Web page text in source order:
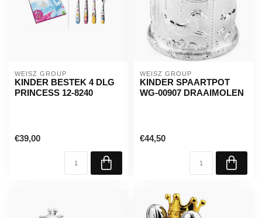
WEISZ GROUP
KINDER BESTEK 4 DLG
PRINCESS 12-8240
€39,00
WEISZ GROUP
KINDER SPAARTPOT
WG-00907 DRAAIMOLEN
€44,50